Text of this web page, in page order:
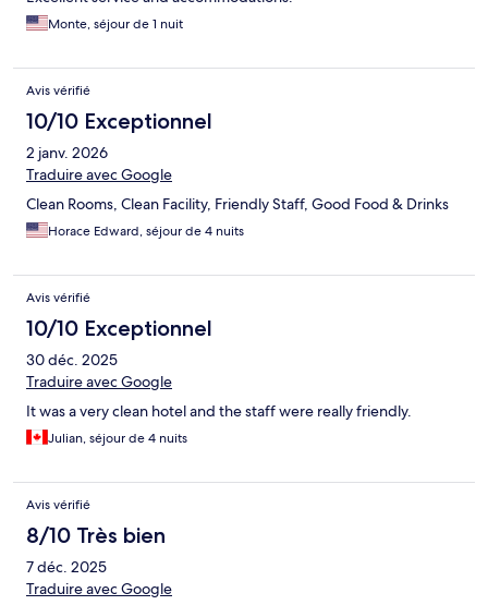
Monte, séjour de 1 nuit
Avis vérifié
10/10 Exceptionnel
2 janv. 2026
Traduire avec Google
Clean Rooms, Clean Facility, Friendly Staff, Good Food & Drinks
Horace Edward, séjour de 4 nuits
Avis vérifié
10/10 Exceptionnel
30 déc. 2025
Traduire avec Google
It was a very clean hotel and the staff were really friendly.
Julian, séjour de 4 nuits
Avis vérifié
8/10 Très bien
7 déc. 2025
Traduire avec Google